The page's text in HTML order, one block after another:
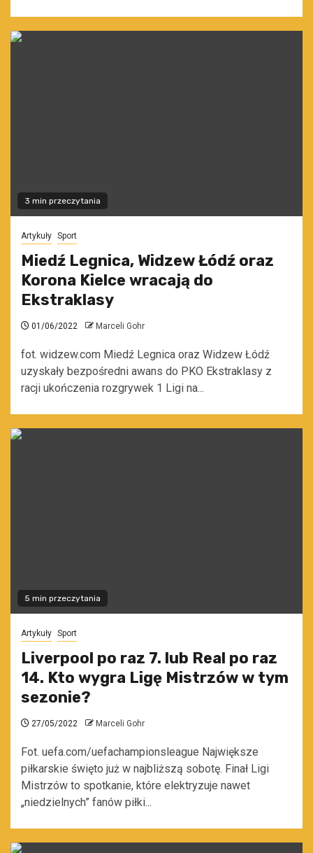
3 min przeczytania
Artykuły Sport
Miedź Legnica, Widzew Łódź oraz
Korona Kielce wracają do
Ekstraklasy
01/06/2022 Marceli Gohr
fot. widzew.com Miedź Legnica oraz Widzew Łódź
uzyskały bezpośredni awans do PKO Ekstraklasy z
racji ukończenia rozgrywek 1 Ligi na...
5 min przeczytania
Artykuły Sport
Liverpool po raz 7. lub Real po raz
14. Kto wygra Ligę Mistrzów w tym
sezonie?
27/05/2022 Marceli Gohr
Fot. uefa.com/uefachampionsleague Największe
piłkarskie święto już w najbliższą sobotę. Finał Ligi
Mistrzów to spotkanie, które elektryzuje nawet
„niedzielnych” fanów piłki...